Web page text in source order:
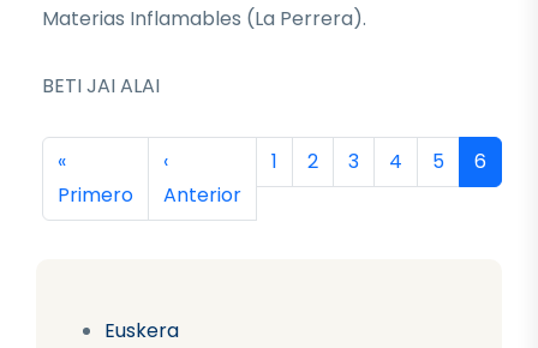
Euskera
Materias Inflamables (La Perrera).
BETI JAI ALAI
Paginación
Primera página
«
Primero
Página anterior
‹
Anterior
Página
1 Página
2 Página
3 Página
4 Página
5 6